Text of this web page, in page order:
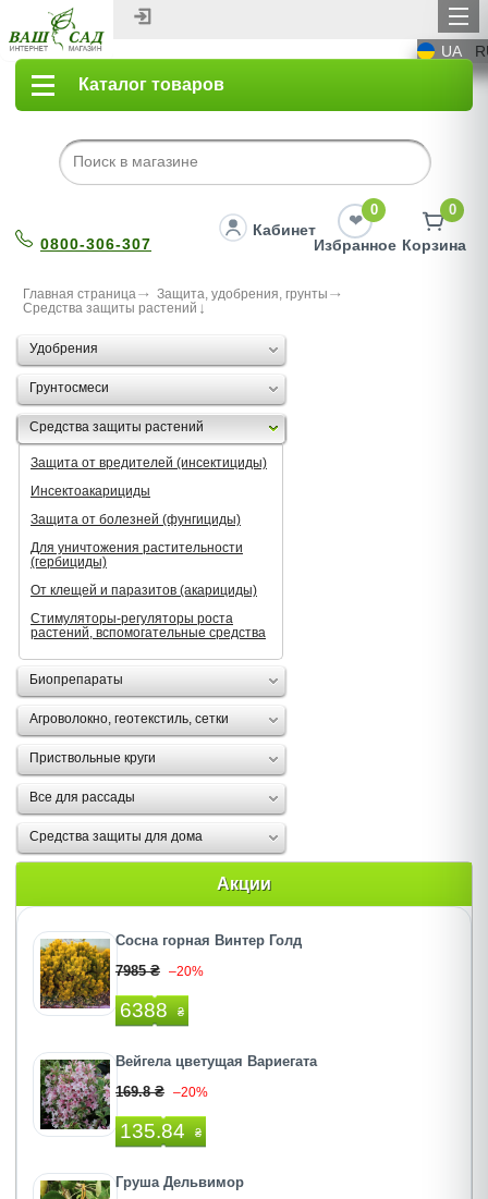
UA
Каталог товаров
0800-306-307
Кабинет
0
Избранное
0
Корзина
Главная страница
Защита, удобрения, грунты
Средства защиты растений
Удобрения
Грунтосмеси
Средства защиты растений
Защита от вредителей (инсектициды)
Инсектоакарициды
Защита от болезней (фунгициды)
Для уничтожения растительности
(гербициды)
От клещей и паразитов (акарициды)
Стимуляторы-регуляторы роста
растений, вспомогательные средства
Биопрепараты
Агроволокно, геотекстиль, сетки
Приствольные круги
Все для рассады
Средства защиты для дома
Акции
Сосна горная Винтер Голд
7985 ₴ –20%
6388 ₴
Вейгела цветущая Вариегата
169.8 ₴ –20%
135.84 ₴
Груша Дельвимор